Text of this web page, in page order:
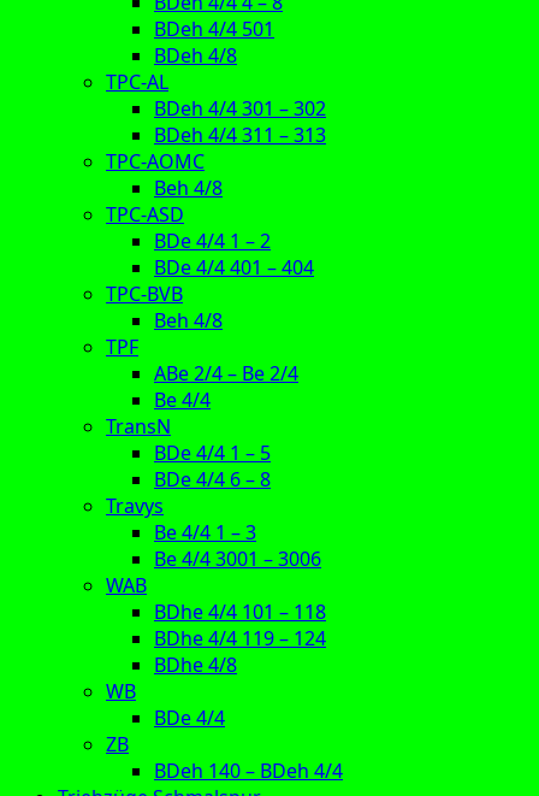
BDeh 4/4 501
BDeh 4/8
TPC-AL
BDeh 4/4 301 – 302
BDeh 4/4 311 – 313
TPC-AOMC
Beh 4/8
TPC-ASD
BDe 4/4 1 – 2
BDe 4/4 401 – 404
TPC-BVB
Beh 4/8
TPF
ABe 2/4 – Be 2/4
Be 4/4
TransN
BDe 4/4 1 – 5
BDe 4/4 6 – 8
Travys
Be 4/4 1 – 3
Be 4/4 3001 – 3006
WAB
BDhe 4/4 101 – 118
BDhe 4/4 119 – 124
BDhe 4/8
WB
BDe 4/4
ZB
BDeh 140 – BDeh 4/4